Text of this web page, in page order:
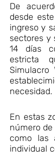
De
desde
ingreso y
sectores y
14 días
estricta
necesidad.
En estas
número
como las
individual